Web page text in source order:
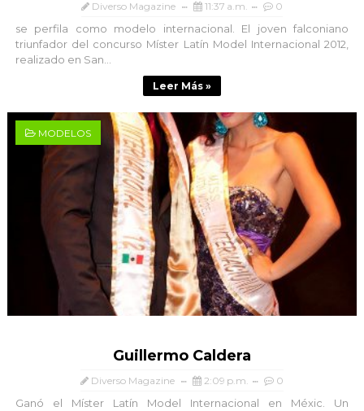
Diverso Magazine 11:37 a.m. 0
se perfila como modelo internacional. El joven falconiano
triunfador del concurso Míster Latín Model Internacional 2012,
realizado en San...
Leer Más »
MODELOS
Guillermo Caldera
Diverso Magazine 2:09 p.m. 0
Ganó el Míster Latín Model Internacional en Méxic. Un